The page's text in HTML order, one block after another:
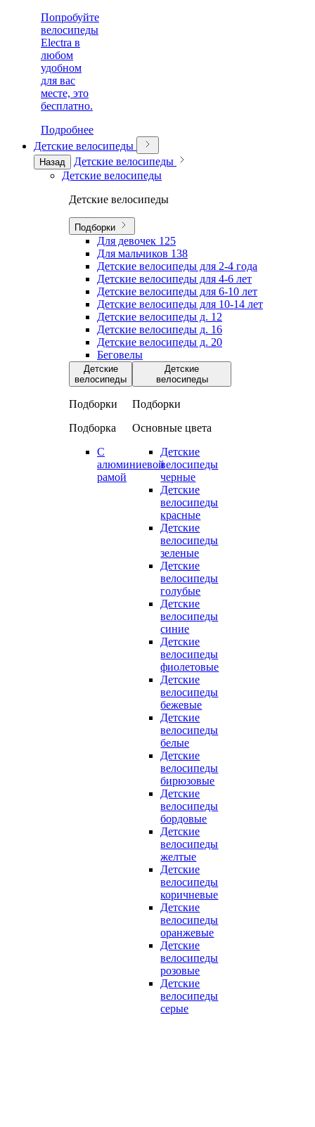
Попробуйте
велосипеды
Electra в
любом
удобном
для вас
месте, это
бесплатно.
Подробнее
Детские велосипеды
Назад
Детские велосипеды
Детские велосипеды
Детские велосипеды
Подборки
Для девочек 125
Для мальчиков 138
Детские велосипеды для 2-4 года
Детские велосипеды для 4-6 лет
Детские велосипеды для 6-10 лет
Детские велосипеды для 10-14 лет
Детские велосипеды д. 12
Детские велосипеды д. 16
Детские велосипеды д. 20
Беговелы
Детские
велосипеды
Подборки
Подборка
С
алюминиевой
рамой
Детские
велосипеды
Подборки
Основные цвета
Детские
велосипеды
черные
Детские
велосипеды
красные
Детские
велосипеды
зеленые
Детские
велосипеды
голубые
Детские
велосипеды
синие
Детские
велосипеды
фиолетовые
Детские
велосипеды
бежевые
Детские
велосипеды
белые
Детские
велосипеды
бирюзовые
Детские
велосипеды
бордовые
Детские
велосипеды
желтые
Детские
велосипеды
коричневые
Детские
велосипеды
оранжевые
Детские
велосипеды
розовые
Детские
велосипеды
серые